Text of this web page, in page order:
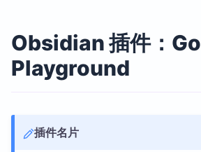
Obsidian 插件：Go
Playground
插件名片